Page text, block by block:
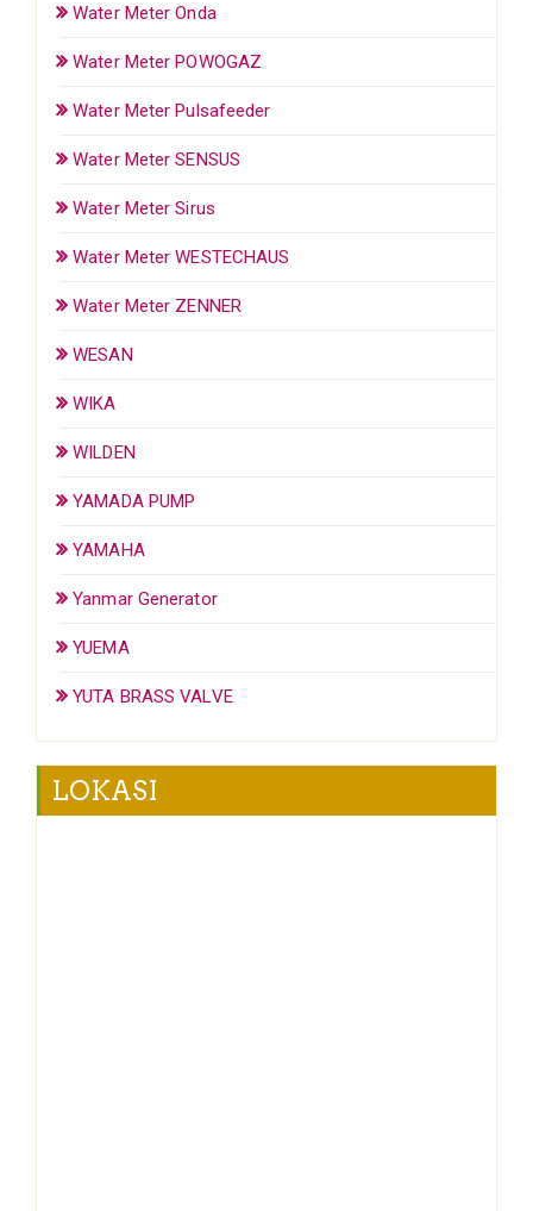
Water Meter Onda
Water Meter POWOGAZ
Water Meter Pulsafeeder
Water Meter SENSUS
Water Meter Sirus
Water Meter WESTECHAUS
Water Meter ZENNER
WESAN
WIKA
WILDEN
YAMADA PUMP
YAMAHA
Yanmar Generator
YUEMA
YUTA BRASS VALVE
LOKASI